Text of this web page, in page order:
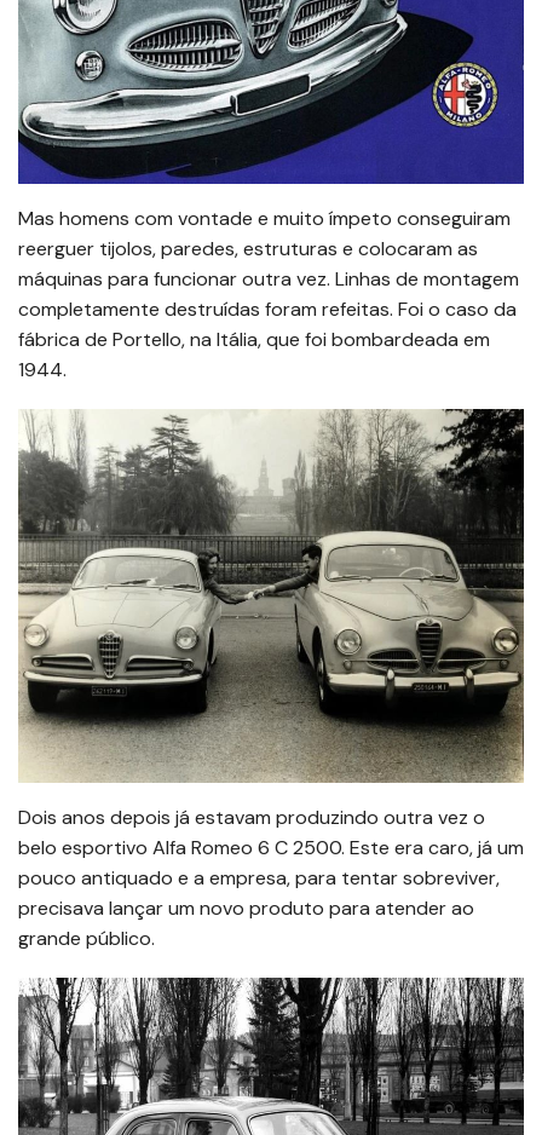
Mas homens com vontade e muito ímpeto conseguiram
reerguer tijolos, paredes, estruturas e colocaram as
máquinas para funcionar outra vez. Linhas de montagem
completamente destruídas foram refeitas. Foi o caso da
fábrica de Portello, na Itália, que foi bombardeada em
1944.
Dois anos depois já estavam produzindo outra vez o
belo esportivo Alfa Romeo 6 C 2500. Este era caro, já um
pouco antiquado e a empresa, para tentar sobreviver,
precisava lançar um novo produto para atender ao
grande público.